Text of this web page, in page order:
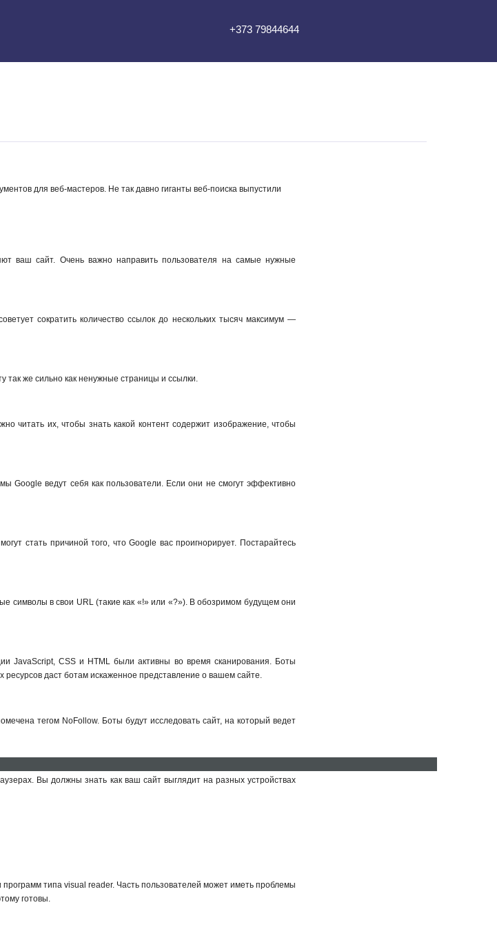
+373 79844644
для веб-мастеров. Не так давно гиганты веб-поиска выпустили
ваш сайт. Очень важно направить пользователя на самые нужные
сократить количество ссылок до нескольких тысяч максимум —
так же сильно как ненужные страницы и ссылки.
читать их, чтобы знать какой контент содержит изображение, чтобы
Google ведут себя как пользователи. Если они не смогут эффективно
стать причиной того, что Google вас проигнорирует. Постарайтесь
символы в свои URL (такие как «!» или «?»). В обозримом будущем они
JavaScript, CSS и HTML были активны во время сканирования. Боты
даст ботам искаженное представление о вашем сайте.
тегом NoFollow. Боты будут исследовать сайт, на который ведет
Вы должны знать как ваш сайт выглядит на разных устройствах
типа visual reader. Часть пользователей может иметь проблемы
готовы.